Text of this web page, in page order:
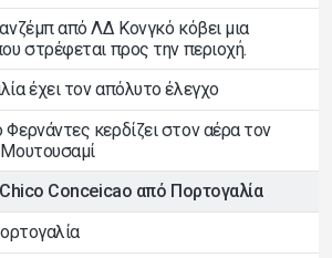
από ΛΔ Κονγκό κόβει μια
στρέφεται προς την περιοχή.
έχει τον απόλυτο έλεγχο
κερδίζει στον αέρα τον
Conceicao από Πορτογαλία